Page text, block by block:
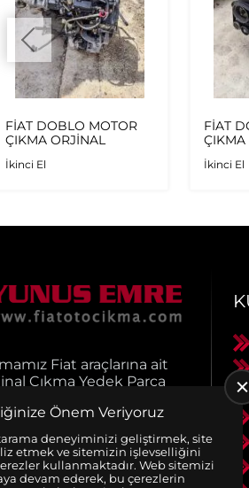
FİAT DOBLO MOTOR
ÇIKMA ORJİNAL
İkinci El
FİAT
ÇIKMA
İkinci El
Fiat araçlarına ait
Çıkma Yedek Parça
muhayyerdir.
faturalı ve
Siparişleriniz
kargo firmaları ile
gün kargoya verilir.
Önem Veriyoruz
deneyiminizi geliştirmek, site
etmek ve sitemizin işlevselliğini
kullanmaktadır. Web sitemizi
devam ederek, bu çerezlerin